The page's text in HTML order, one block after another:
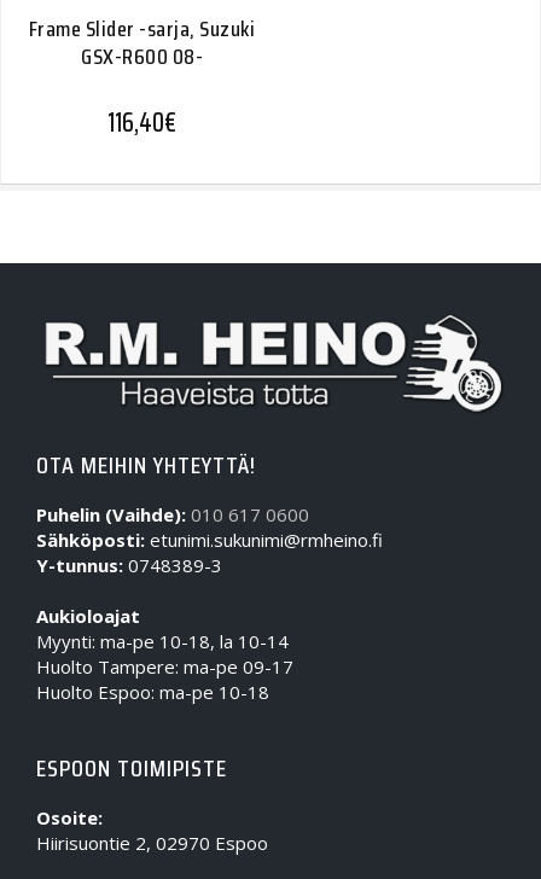
Frame Slider -sarja, Suzuki
GSX-R600 08-
116,40€
OTA MEIHIN YHTEYTTÄ!
Puhelin (Vaihde): 010 617 0600
Sähköposti: etunimi.sukunimi@rmheino.fi
Y-tunnus: 0748389-3
Aukioloajat
Myynti: ma-pe 10-18, la 10-14
Huolto Tampere: ma-pe 09-17
Huolto Espoo: ma-pe 10-18
ESPOON TOIMIPISTE
Osoite:
Hiirisuontie 2, 02970 Espoo